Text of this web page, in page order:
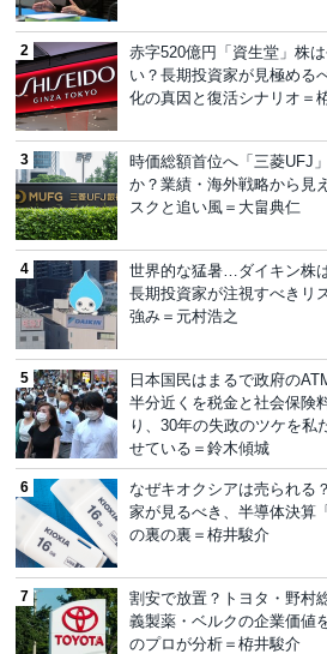
赤字520億円「資生堂」株
い？長期投資家が見極める
化の真因と復活シナリオ＝
時価総額首位へ「三菱UFJ
か？業績・海外戦略から見
スクと追い風＝大畠典仁
世界的な猛暑…ダイキン株
長期投資家が注視すべきリ
強み＝元村浩之
日本国民はまるで政府の
半分近くを税金と社会保険
り、30年の失政のツケを私
せている＝鈴木傾城
なぜキオクシアは売られる
家が見るべき、半導体決算
の裏の裏＝栫井駿介
割安で放置？トヨタ・野村
義製薬・ベルクの企業価値
のプロが分析＝栫井駿介